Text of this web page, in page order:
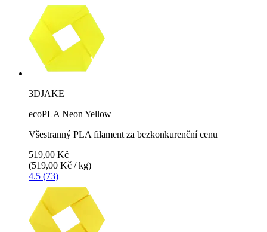
3DJAKE
ecoPLA Neon Yellow
Všestranný PLA filament za bezkonkurenční cenu
519,00 Kč
(519,00 Kč / kg)
4.5 (73)